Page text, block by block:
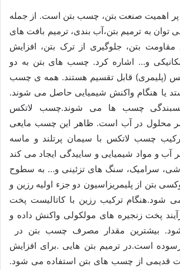
پر اهمیت صنعت بتن، چسب بتن است. از جمله
به ترمیم بتن،آب بندی، ترمیم بافت های
مقاومت بتن، جلوگیری از ترک بتن، افزایش
و… اشاره کرد. چسب های بتن به دو
(پلیمری) قابل تقسیم هستند. همه ی چسب
یا هنگام واکنش شیمیایی حاصل می شوند.
چسب ها می شوند.چسب لاتکس
محلول در آب است. ظاهر این چسب مایعی
چسب لاتکس با سیمان پرتلند و ماسه
آب و مواد شیمیایی و ساییدگی ایجاد می کند
سرامیک، سنگ های تزئینی و… به سطوح
بتن از پلیمریزاسیون دو جزء اولیه رزین و
شود.هنگام ترکیب رزین با کاتالیست پخت
پخت زنجیره های مولکولی واکنش داده و
بیشترین مقدار مصرف چسب بتن در
است.در ترمیم بتن هایی .برای افزایش
قدیمی از چسب های بتن استفاده می شود.